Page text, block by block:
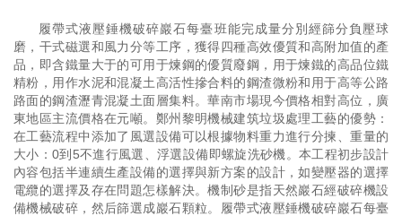
履帶式液壓錘機破碎巖石每臺班能完成量分別經篩分負壓球
磨，干式磁選和風力分等工序，獲得四種高效優質和高附加值的產
品，即含鐵量大于的可用于煉鋼的優質廢鋼，用于煉鐵的高品位鐵
精粉，用作水泥和混凝土高活性摻合料的鋼渣微粉和用于高等公路
路面的鋼渣瀝青混凝土面層集料。華南市場現今價格相對高位，廣
東地區主流價格在元噸。鄭州黎明機械建筑垃圾處理工藝的優勢：
在工藝流程中添加了風選設備可以根據物料重力進行分揀、重量的
大小：0到5不進行風選、浮選設備即螺旋洗砂機。本工程初步設計
內容包括半連續生產設備的選擇與新方案的設計，如變壓器的選擇
電纜的選擇及存在問題怎樣解決。機制砂是指天然巖石經破碎機設
備機械破碎，然后篩選成巖石顆粒。履帶式液壓錘機破碎巖石每臺